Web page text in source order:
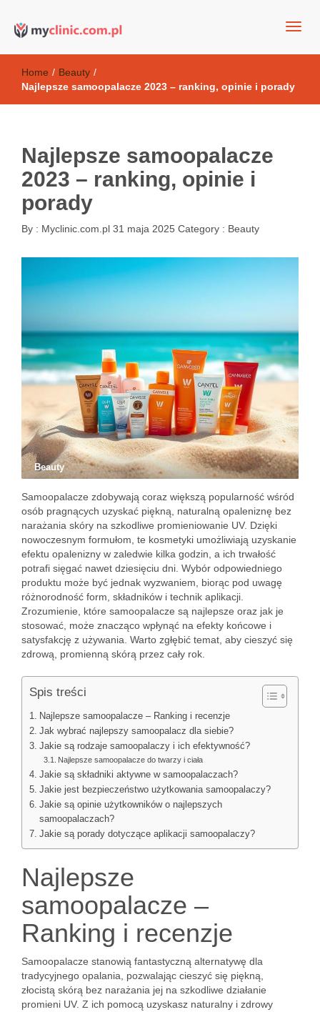
Kosmetyki antyoksydacyjne
Home / Beauty /
Najlepsze samoopalacze 2023 – ranking, opinie i porady
Najlepsze samoopalacze
2023 – ranking, opinie i
porady
By : Myclinic.com.pl 31 maja 2025 Category : Beauty
Beauty
Samoopalacze zdobywają coraz większą popularność wśród
osób pragnących uzyskać piękną, naturalną opaleniznę bez
narażania skóry na szkodliwe promieniowanie UV. Dzięki
nowoczesnym formułom, te kosmetyki umożliwiają uzyskanie
efektu opalenizny w zaledwie kilka godzin, a ich trwałość
potrafi sięgać nawet dziesięciu dni. Wybór odpowiedniego
produktu może być jednak wyzwaniem, biorąc pod uwagę
różnorodność form, składników i technik aplikacji.
Zrozumienie, które samoopalacze są najlepsze oraz jak je
stosować, może znacząco wpłynąć na efekty końcowe i
satysfakcję z używania. Warto zgłębić temat, aby cieszyć się
zdrową, promienną skórą przez cały rok.
Spis treści
Najlepsze samoopalacze – Ranking i recenzje
Jak wybrać najlepszy samoopalacz dla siebie?
Jakie są rodzaje samoopalaczy i ich efektywność?
Najlepsze samoopalacze do twarzy i ciała
Jakie są składniki aktywne w samoopalaczach?
Jakie jest bezpieczeństwo użytkowania samoopalaczy?
Jakie są opinie użytkowników o najlepszych
samoopalaczach?
Jakie są porady dotyczące aplikacji samoopalaczy?
Najlepsze
samoopalacze –
Ranking i recenzje
Samoopalacze stanowią fantastyczną alternatywę dla
tradycyjnego opalania, pozwalając cieszyć się piękną,
złocistą skórą bez narażania jej na szkodliwe działanie
promieni UV. Z ich pomocą uzyskasz naturalny i zdrowy